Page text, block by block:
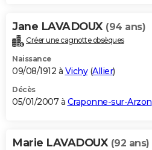
Jane LAVADOUX (94 ans)
Créer une cagnotte obsèques
Naissance
09/08/1912 à Vichy(Allier)
Décès
05/01/2007 à Craponne-sur-Arzon
Marie LAVADOUX (92 ans)